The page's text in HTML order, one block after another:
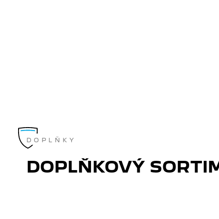
DOPLŇKY
DOPLŇKOVÝ